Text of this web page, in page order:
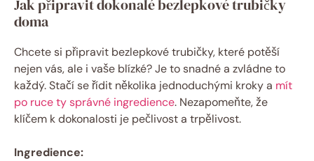
Jak připravit dokonalé bezlepkové trubičky
doma
Chcete si připravit bezlepkové trubičky, které potěší
nejen vás, ale i vaše blízké? Je to snadné a zvládne to
každý. Stačí se řídit několika jednoduchými kroky a mít
po ruce ty správné ingredience. Nezapomeňte, že
klíčem k dokonalosti je pečlivost a trpělivost.
Ingredience: